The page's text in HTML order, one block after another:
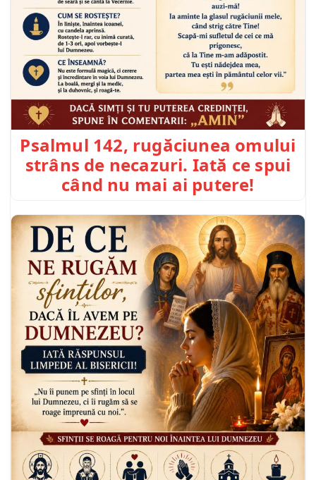
Psalmul 142, rugăciunea omului
strâns de necazuri. Iată ce spui
când nu mai ai putere!